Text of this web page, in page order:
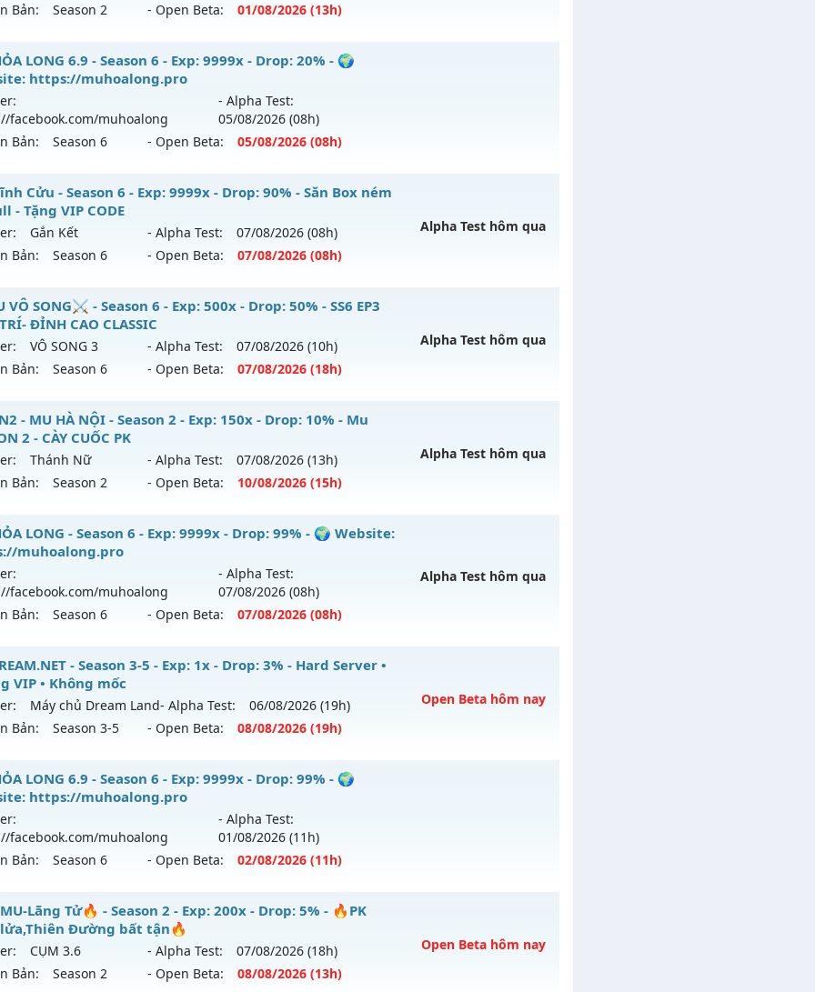
150x - Drop: 5%
loại: Mu Nguyên bản Webzen
BDCAM
Bản:
Season 2 - Open Beta: 01/08/2026 (13h)
SS2 - THIÊN VƯƠNG - Lối chơi Non-Reset (Cày cuốc 100%)
mới ra tháng 08 2026 - Mở máy chủ
THIÊN VƯƠNG
100x - Drop: 5%
loại: Mu Nguyên bản Webzen
XShield
LONG 6.9 - Season 6 - Exp: 9999x - Drop: 20% - 🌍
https://muhoalong.pro
facebook.com/muhoalong
- Alpha Test:
05/08/2026 (08h)
Bản:
Season 6 - Open Beta: 05/08/2026 (08h)
LONG 6.9 - 🌍 Website: https://muhoalong.pro
ra tháng 08 2026 - Mở máy chủ https://facebook.com/muhoalong vào 08h
05/08/2626
Non Reset
Mu Nguyên bản Webzen
XShield
Cửu - Season 6 - Exp: 9999x - Drop: 90% - Săn Box ném
- Tặng VIP CODE
Gắn Kết - Alpha Test: 07/08/2026 (08h)
Bản:
Season 6 - Open Beta: 07/08/2026 (08h)
Alpha Test hôm qua
Vĩnh Cửu - Săn Box ném đồ Full - Tặng VIP CODE
mới ra tháng 08 2026 - Mở máy chủGắn Kếtvào 08h ngày 07/08/2626
9999x - Drop: 90%
loại: Mu Nguyên bản Webzen
ICMPROTECT ✅ 🔴 ✨ ⚡️
SONG⚔️ - Season 6 - Exp: 500x - Drop: 50% - SS6 EP3
ĐỈNH CAO CLASSIC
VÔ SONG 3 - Alpha Test: 07/08/2026 (10h)
Bản:
Season 6 - Open Beta: 07/08/2026 (18h)
Alpha Test hôm qua
VÔ SONG⚔️ - SS6 EP3 GIẢI TRÍ- ĐỈNH CAO CLASSIC
mới ra tháng 08 2026 - Mở máy chủVÔ SONG 3vào 18h ngày 07/08/2626
500x - Drop: 50%
loại: Mu Nguyên bản Webzen
MU8X
- MU HÀ NỘI - Season 2 - Exp: 150x - Drop: 10% - Mu
2 - CÀY CUỐC PK
Thánh Nữ - Alpha Test: 07/08/2026 (13h)
Bản:
Season 2 - Open Beta: 10/08/2026 (15h)
Alpha Test hôm qua
- MU HÀ NỘI - Mu SEASON 2 - CÀY CUỐC PK
mới ra tháng 08 2026 - Mở máy chủ
Thánh Nữ
vào 15h ngày 10/08/2626
150x - Drop: 10%
loại: Mu Nguyên bản Webzen
IGMU.DEV
LONG - Season 6 - Exp: 9999x - Drop: 99% - 🌍 Website:
muhoalong.pro
facebook.com/muhoalong
- Alpha Test:
07/08/2026 (08h)
Bản:
Season 6 - Open Beta: 07/08/2026 (08h)
Alpha Test hôm qua
LONG - 🌍 Website: https://muhoalong.pro
ra tháng 08 2026 - Mở máy chủ
https://facebook.com/muhoalong vào 08h
07/08/2626
Non Reset
Mu Nguyên bản Webzen
XShield
- Season 3-5 - Exp: 1x - Drop: 3% - Hard Server •
VIP • Không mốc
Máy chủ Dream Land- Alpha Test: 06/08/2026 (19h)
Bản:
Season 3-5 - Open Beta: 08/08/2026 (19h)
Open Beta hôm nay
- Hard Server • Không VIP • Không mốc
mới ra tháng 08 2026 - Mở máy chủ
Máy chủ Dream Land
2626
1x - Drop: 3%
loại: Mu Nguyên bản Webzen
Chống Hack/ Dupe 100%
LONG 6.9 - Season 6 - Exp: 9999x - Drop: 99% - 🌍
https://muhoalong.pro
facebook.com/muhoalong
- Alpha Test:
01/08/2026 (11h)
Bản:
Season 6 - Open Beta: 02/08/2026 (11h)
LONG 6.9 - 🌍 Website: https://muhoalong.pro
ra tháng 08 2026 - Mở máy chủ https://facebook.com/muhoalong vào 11h
02/08/2626
Lãng Tử🔥 - Season 2 - Exp: 200x - Drop: 5% - 🔥PK
Đường bất tận🔥
CỤM 3.6 - Alpha Test: 07/08/2026 (18h)
Bản:
Season 2 - Open Beta: 08/08/2026 (13h)
Open Beta hôm nay